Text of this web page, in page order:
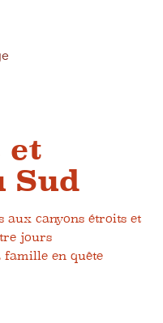
et
Sud
aux canyons étroits et
jours
en quête